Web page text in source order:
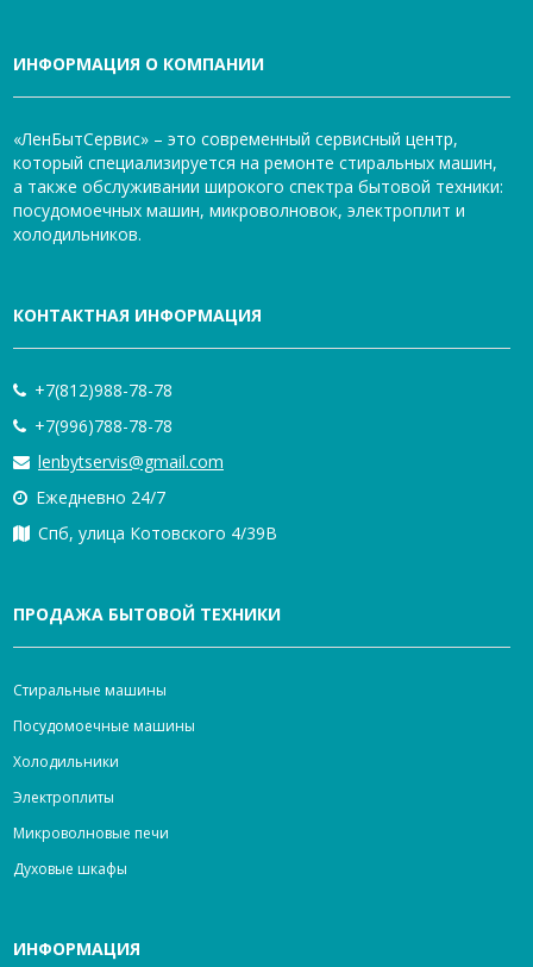
ИНФОРМАЦИЯ О КОМПАНИИ
«ЛенБытСервис» – это современный сервисный центр,
который специализируется на ремонте стиральных машин,
а также обслуживании широкого спектра бытовой техники:
посудомоечных машин, микроволновок, электроплит и
холодильников.
КОНТАКТНАЯ ИНФОРМАЦИЯ
+7(812)988-78-78
+7(996)788-78-78
lenbytservis@gmail.com
Ежедневно 24/7
Спб, улица Котовского 4/39В
ПРОДАЖА БЫТОВОЙ ТЕХНИКИ
Стиральные машины
Посудомоечные машины
Холодильники
Электроплиты
Микроволновые печи
Духовые шкафы
ИНФОРМАЦИЯ